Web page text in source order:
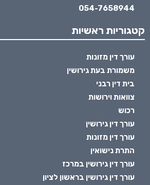
054-7658944
קטגוריות ראשיות
עורך דין מזונות
משמורת בעת גירושין
בית דין רבני
צוואות וירושות
רכוש
עורך דין גירושין
עורך דין מזונות
התרת נישואין
עורך דין גירושין במרכז
עורך דין גירושין בראשון לציון